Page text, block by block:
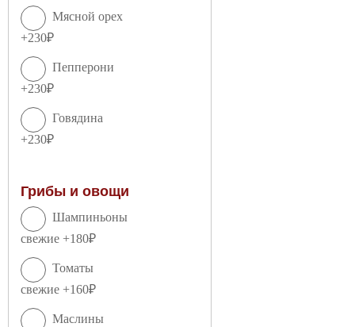
Мясной орех
+230₽
Пепперони
+230₽
Говядина
+230₽
Грибы и овощи
Шампиньоны
свежие +180₽
Томаты
свежие +160₽
Маслины